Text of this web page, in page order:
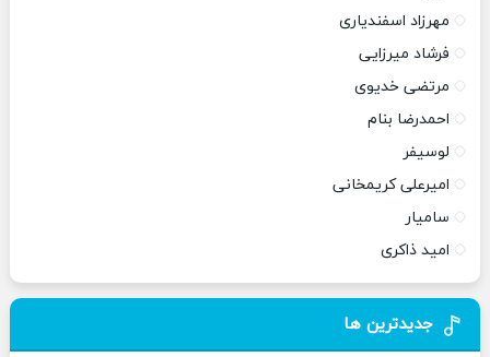
مهرزاد اسفندیاری
فرشاد میرزایی
مرتضی خدیوی
احمدرضا بنام
لوسیفر
امیرعلی کریمخانی
سامیار
امید ذاکری
جدیدترین ها